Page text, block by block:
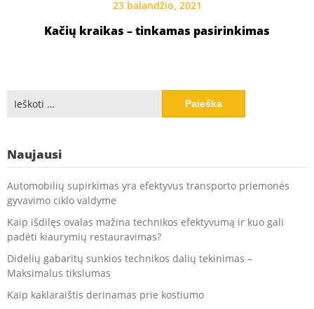
23 balandžio, 2021
Kačių kraikas – tinkamas pasirinkimas
Ieškoti:
Naujausi
Automobilių supirkimas yra efektyvus transporto priemonės
gyvavimo ciklo valdyme
Kaip išdilęs ovalas mažina technikos efektyvumą ir kuo gali
padėti kiaurymių restauravimas?
Didelių gabaritų sunkios technikos dalių tekinimas –
Maksimalus tikslumas
Kaip kaklaraištis derinamas prie kostiumo